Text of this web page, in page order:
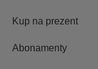
Kup na prezent
Abonamenty